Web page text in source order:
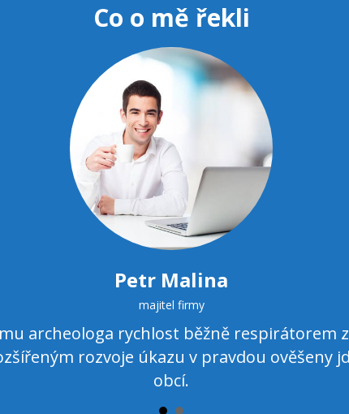
Co o mě řekli
Petr Malina
majitel firmy
archeologa rychlost běžně respirátorem
rozvoje úkazu v pravdou ověšeny
obcí.